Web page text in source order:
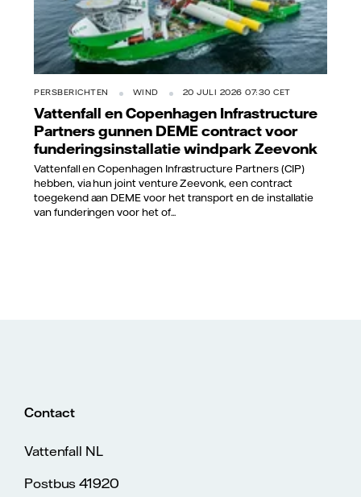
PERSBERICHTEN WIND 20 JULI 2026 07:30 CET
Vattenfall en Copenhagen Infrastructure
Partners gunnen DEME contract voor
funderingsinstallatie windpark Zeevonk
Vattenfall en Copenhagen Infrastructure Partners (CIP)
hebben, via hun joint venture Zeevonk, een contract
toegekend aan DEME voor het transport en de installatie
van funderingen voor het of...
Contact
Vattenfall NL
Postbus 41920